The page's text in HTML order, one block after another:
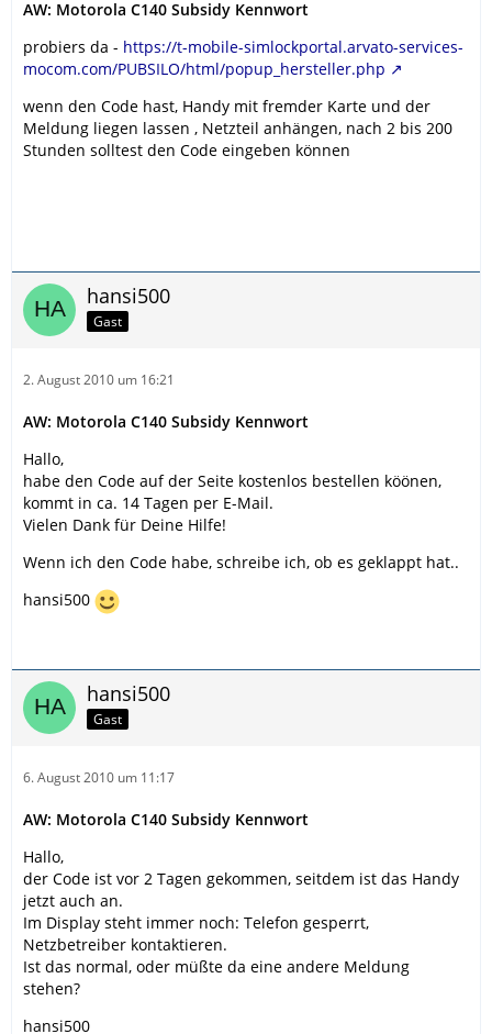
AW: Motorola C140 Subsidy Kennwort
probiers da - https://t-mobile-simlockportal.arvato-services-
mocom.com/PUBSILO/html/popup_hersteller.php
wenn den Code hast, Handy mit fremder Karte und der
Meldung liegen lassen , Netzteil anhängen, nach 2 bis 200
Stunden solltest den Code eingeben können
hansi500
Gast
2. August 2010 um 16:21
AW: Motorola C140 Subsidy Kennwort
Hallo,
habe den Code auf der Seite kostenlos bestellen köönen,
kommt in ca. 14 Tagen per E-Mail.
Vielen Dank für Deine Hilfe!
Wenn ich den Code habe, schreibe ich, ob es geklappt hat..
hansi500
hansi500
Gast
6. August 2010 um 11:17
AW: Motorola C140 Subsidy Kennwort
Hallo,
der Code ist vor 2 Tagen gekommen, seitdem ist das Handy
jetzt auch an.
Im Display steht immer noch: Telefon gesperrt,
Netzbetreiber kontaktieren.
Ist das normal, oder müßte da eine andere Meldung
stehen?
hansi500